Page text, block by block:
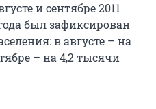
и сентябре 2011
был зафиксирован
в августе – на
– на 4,2 тысячи